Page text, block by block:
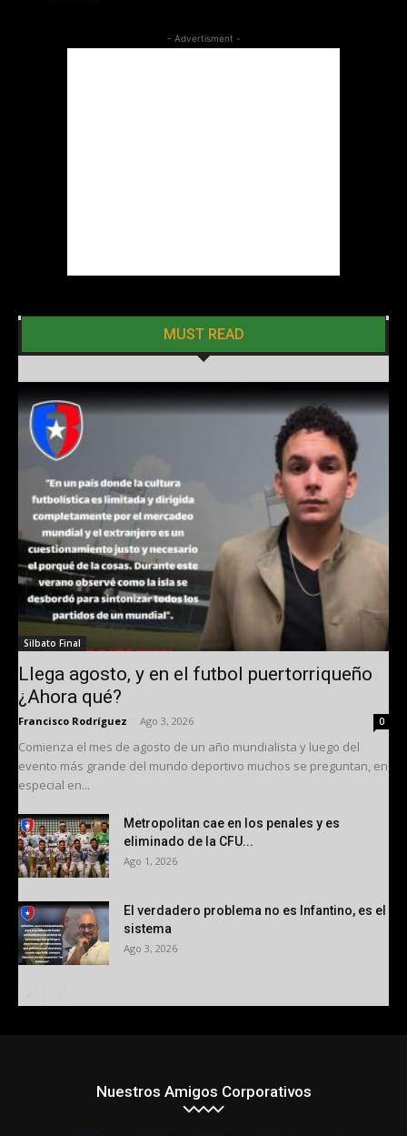
- Advertisment -
MUST READ
Silbato Final
Llega agosto, y en el futbol puertorriqueño
¿Ahora qué?
Francisco Rodríguez Ago 3, 2026 0
Comienza el mes de agosto de un año mundialista y luego del
evento más grande del mundo deportivo muchos se preguntan, en
especial en...
Metropolitan cae en los penales y es
eliminado de la CFU...
Ago 1, 2026
El verdadero problema no es Infantino, es el
sistema
Ago 3, 2026
Nuestros Amigos Corporativos